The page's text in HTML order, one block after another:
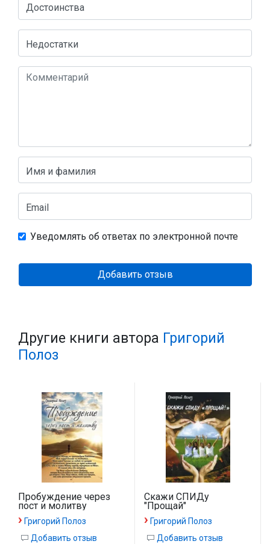
Достоинства
Недостатки
Имя и фамилия
Email
Уведомлять об ответах по электронной почте
Добавить отзыв
Другие книги автора Григорий
Полоз
Пробуждение через
пост и молитву
› Григорий Полоз
Добавить отзыв
Скажи СПИДу
"Прощай"
› Григорий Полоз
Добавить отзыв